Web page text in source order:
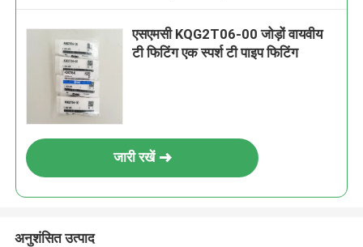
एसएमसी KQG2T06-00 जोड़ों वायवीय
टी फिटिंग एक स्पर्श टी पाइप फिटिंग
जारी रखें
अनुशंसित उत्पाद